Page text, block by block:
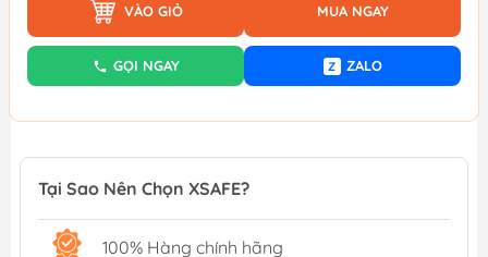
VÀO GIỎ MUA NGAY
GỌI NGAY Z ZALO
Tại Sao Nên Chọn XSAFE?
100% Hàng chính hãng